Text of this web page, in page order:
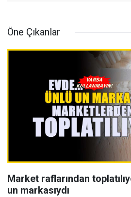
Öne Çıkanlar
Market raflarından
un markasıydı